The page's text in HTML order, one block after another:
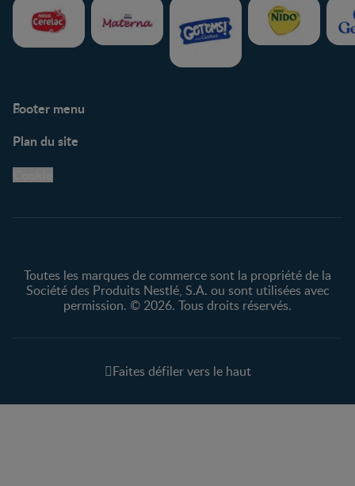
Footer menu
Centre de soutien
Avis légaux
Protection des
Plan du site
Toutes les marques de commerce sont la propriété de la
Société des Produits Nestlé, S.A. ou sont utilisées avec
permission. © 2026. Tous droits réservés.
Faites défiler vers le haut